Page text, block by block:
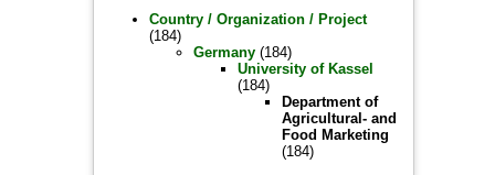
Country / Organization / Project
(184)
Germany(184)
University of Kassel
(184)
Department of
Agricultural- and
Food Marketing
(184)